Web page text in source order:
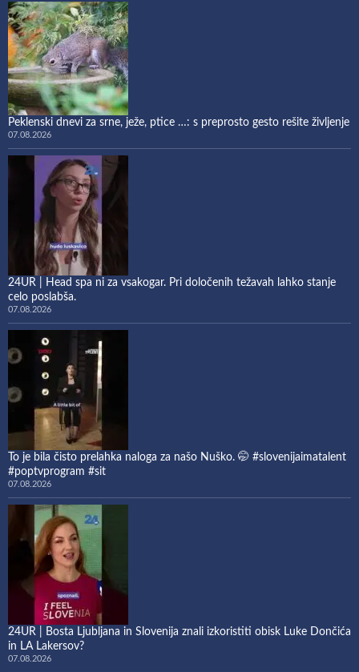
Peklenski dnevi za srne, ježe, ptice …: s preprosto gesto rešite življenje
07.08.2026
24UR | Head spa ni za vsakogar. Pri določenih težavah lahko stanje
celo poslabša.
07.08.2026
To je bila čisto prelahka naloga za našo Nuško. 🤭 #slovenijaimatalent
#poptvprogram #sit
07.08.2026
24UR | Bosta Ljubljana in Slovenija znali izkoristiti obisk Luke Dončića
in LA Lakersov?
07.08.2026